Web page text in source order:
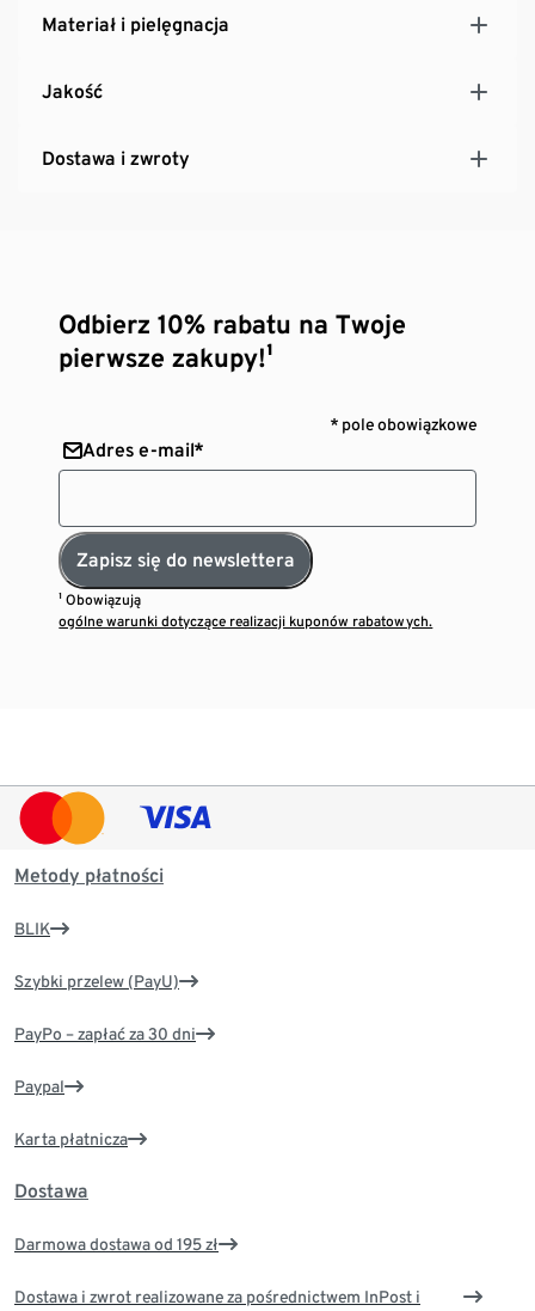
Materiał i pielęgnacja
Jakość
Dostawa i zwroty
Odbierz 10% rabatu na Twoje
pierwsze zakupy!¹
* pole obowiązkowe
Adres e-mail*
Zapisz się do newslettera
¹ Obowiązują
ogólne warunki dotyczące realizacji kuponów rabatowych.
Metody płatności
BLIK
Szybki przelew (PayU)
PayPo – zapłać za 30 dni
Paypal
Karta płatnicza
Dostawa
Darmowa dostawa od 195 zł
Dostawa i zwrot realizowane za pośrednictwem InPost i